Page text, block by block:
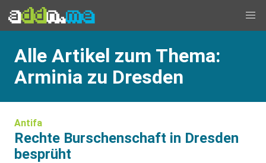
Alle Artikel zum Thema:
Arminia zu Dresden
Antifa
Rechte Burschenschaft in Dresden
besprüht